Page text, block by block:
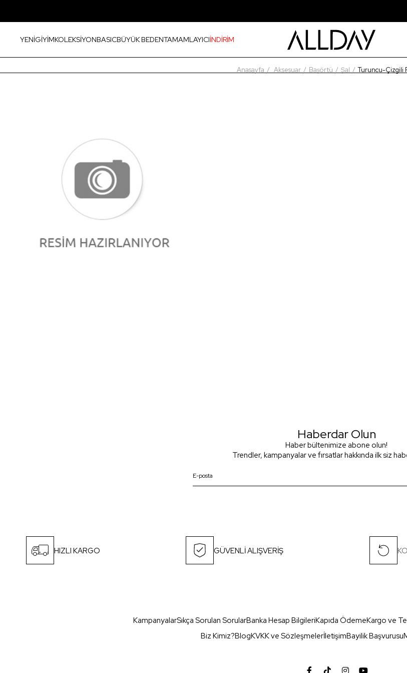
YENİGİYİMKOLEKSİYONBASICBÜYÜK BEDENTAMAMLAYICIİNDİRİM
Anasayfa Aksesuar Başörtü Şal Turuncu-Çizgili
Haberdar Olun
Haber bültenimize abone olun!
Trendler, kampanyalar ve fırsatlar hakkında ilk siz
HIZLI KARGO GÜVENLİ ALIŞVERİŞ
KampanyalarSıkça Sorulan SorularBanka Hesap BilgileriKapıda ÖdemeKargo ve
Biz Kimiz?BlogKVKK ve SözleşmelerİletişimBayilik Başvurusu